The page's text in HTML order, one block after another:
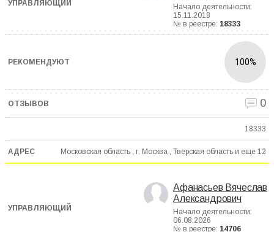
Начало деятельности:
15.11.2018
№ в реестре: 18333
100%
0
18333
Московская область , г. Москва , Тверская область и еще 12
Афанасьев Вячеслав
Александрович
Начало деятельности:
06.08.2026
№ в реестре: 14706